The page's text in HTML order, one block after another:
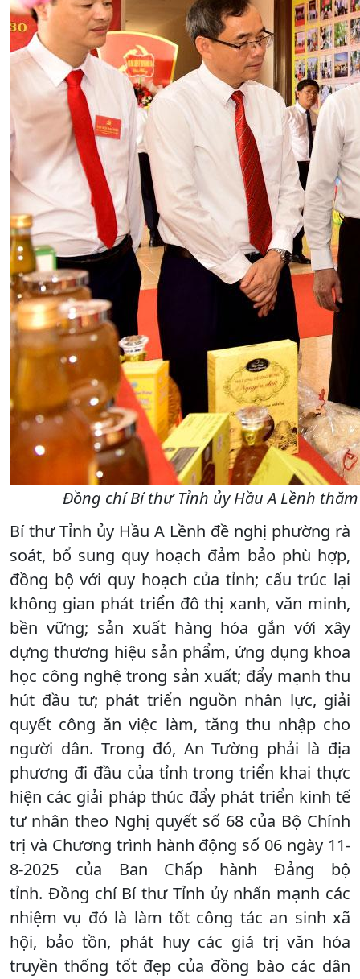
Đồng chí Bí thư Tỉnh ủy Hầu A Lềnh
Bí thư Tỉnh ủy Hầu A Lềnh đề nghị phường rà
soát, bổ sung quy hoạch đảm bảo phù hợp,
đồng bộ với quy hoạch của tỉnh; cấu trúc lại
không gian phát triển đô thị xanh, văn minh,
bền vững; sản xuất hàng hóa gắn với xây
dựng thương hiệu sản phẩm, ứng dụng khoa
học công nghệ trong sản xuất; đẩy mạnh thu
hút đầu tư; phát triển nguồn nhân lực, giải
quyết công ăn việc làm, tăng thu nhập cho
người dân. Trong đó, An Tường phải là địa
phương đi đầu của tỉnh trong triển khai thực
hiện các giải pháp thúc đẩy phát triển kinh tế
tư nhân theo Nghị quyết số 68 của Bộ Chính
trị và Chương trình hành động số 06 ngày 11-
8-2025 của Ban Chấp hành Đảng bộ
tỉnh. Đồng chí Bí thư Tỉnh ủy nhấn mạnh các
nhiệm vụ đó là làm tốt công tác an sinh xã
hội, bảo tồn, phát huy các giá trị văn hóa
truyền thống tốt đẹp của đồng bào các dân